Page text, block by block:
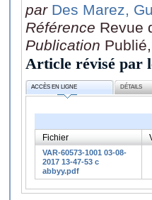
par Des Marez,
Référence Revue
Publication
Article révisé par
ACCÈS EN LIGNE DÉTAILS
Fichier
VAR-60573-1001 03-08-
2017 13-47-53 c
abbyy.pdf